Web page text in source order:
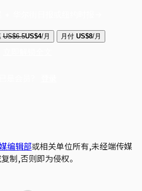
US$6.5US$4/月 月付 US$8/月
编辑部或相关单位所有,未经端传媒
制,否则即为侵权。